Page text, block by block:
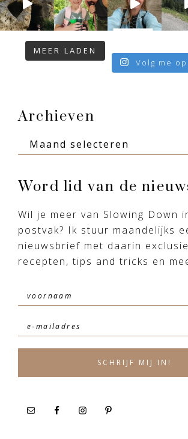
MEER LADEN
Volg me
Footer
Archieven
Archieven
Word lid van de
Wil je meer van Slowing Down
postvak? Ik stuur maandelijks
nieuwsbrief met daarin
recepten, tips and tricks en